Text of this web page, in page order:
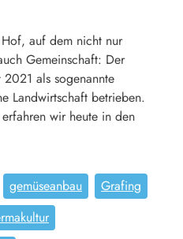
auf dem nicht nur
Gemeinschaft: Der
als sogenannte
Landwirtschaft betrieben.
wir heute in den
gemüseanbau
Grafing